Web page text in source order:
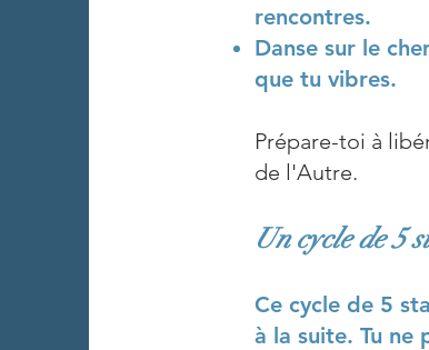
rencontres.
Danse sur le
que tu vibres.
Prépare-toi à
de l'Autre.
Un cycle de 5
Ce cycle de 5
à la suite. Tu ne